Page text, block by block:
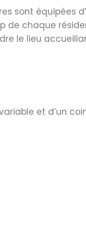
sont équipées
de chaque
le lieu
et d’un